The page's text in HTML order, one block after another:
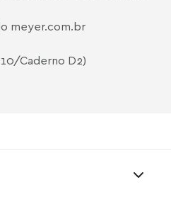
meyer.com.br
Caderno D2)